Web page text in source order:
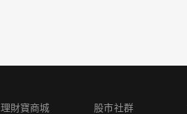
理財寶商城 股市社群